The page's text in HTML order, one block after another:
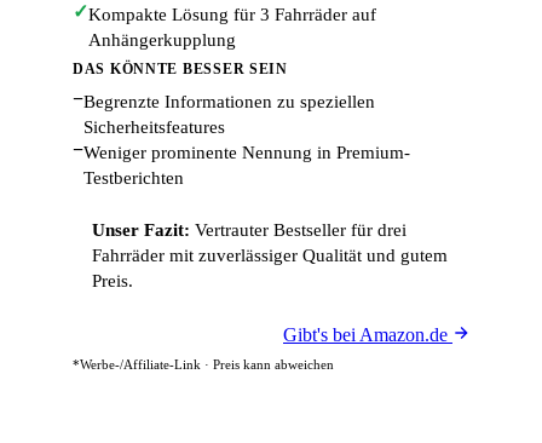
✓Kompakte Lösung für 3 Fahrräder auf
Anhängerkupplung
DAS KÖNNTE BESSER SEIN
−Begrenzte Informationen zu speziellen
Sicherheitsfeatures
−Weniger prominente Nennung in Premium-
Testberichten
Unser Fazit: Vertrauter Bestseller für drei
Fahrräder mit zuverlässiger Qualität und gutem
Preis.
Gibt's bei Amazon.de
*Werbe-/Affiliate-Link · Preis kann abweichen